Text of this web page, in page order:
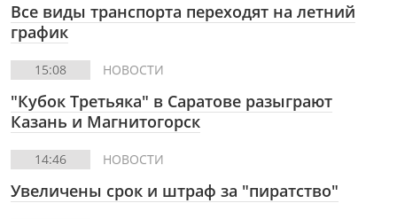
Все виды транспорта переходят на летний
график
15:08 НОВОСТИ
"Кубок Третьяка" в Саратове разыграют
Казань и Магнитогорск
14:46 НОВОСТИ
Увеличены срок и штраф за "пиратство"